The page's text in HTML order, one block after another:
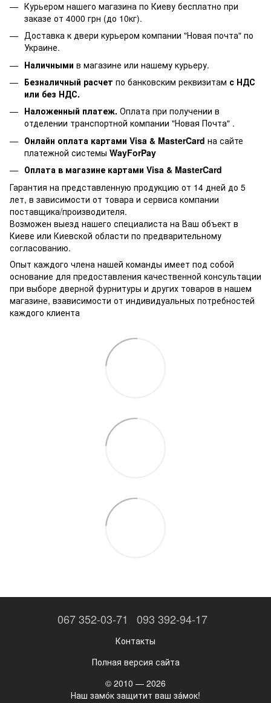
Курьером нашего магазина по Киеву бесплатно при
заказе от 4000 грн (до 10кг).
Доставка к двери курьером компании "Новая почта" по
Украине.
Наличными в магазине или нашему курьеру.
Безналичный расчет по банковским реквизитам с НДС
или без НДС.
Наложенный платеж. Оплата при получении в
отделении транспортной компании "Новая Почта" .
Онлайн оплата картами Visa & MasterCard на сайте
платежной системы WayForPay
Оплата в магазине картами Visa & MasterCard
Гарантия на представленную продукцию от 14 дней до 5
лет, в зависимости от товара и сервиса компании
поставщика/производителя.
Возможен выезд нашего специалиста на Ваш объект в
Киеве или Киевской области по предварительному
согласованию.
Опыт каждого члена нашей команды имеет под собой
основание для предоставления качественной консультации
при выборе дверной фурнитуры и других товаров в нашем
магазине, взависимости от индивидуальных потребностей
каждого клиента
067 352-03-71 093 392-94-17
Контакты
Полная версия сайта
© 2010 — 2026
Наш замо́к защитит ваш за́мок!